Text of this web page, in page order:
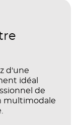
d'une
idéal
de
multimodale